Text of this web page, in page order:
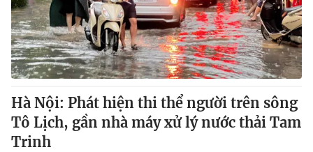
® Cấm sao chép dưới mọi hình thức nếu không có sự chấp
thuận bằng văn bản. Ghi rõ nguồn VTV.vn khi phát hành lại
thông tin từ website này.
Hà Nội: Phát hiện thi thể người trên sông
Tô Lịch, gần nhà máy xử lý nước thải Tam
Trinh